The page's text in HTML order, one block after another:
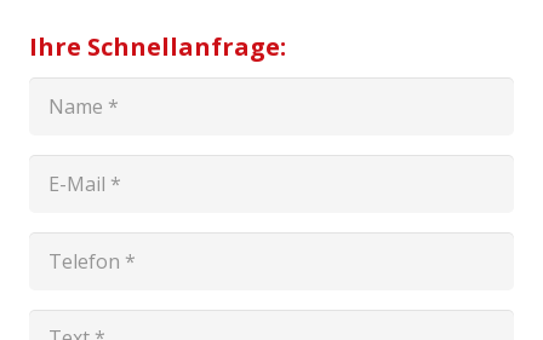
Ihre Schnellanfrage: